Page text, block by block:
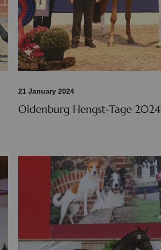
21 January 2024
Oldenburg Hengst-Tage 2024